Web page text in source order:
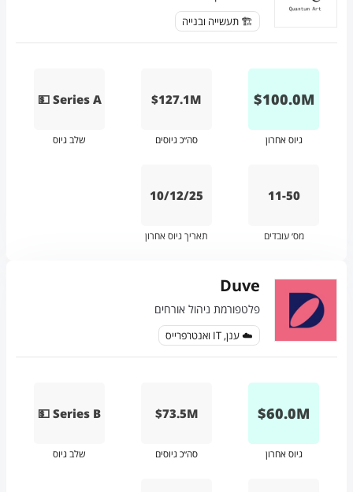
🏗️ תעשייה ובנייה
M
100.0
$
גיוס אחרון
$127.1M
סה״כ גיוסים
💵 Series A
שלב גיוס
11-50
מס׳ עובדים
10/12/25
תאריך גיוס אחרון
Duve
פלטפורמת ניהול אורחים
☁️ ענן, IT ואנטרפרייס
M
60.0
$
גיוס אחרון
$73.5M
סה״כ גיוסים
💵 Series B
שלב גיוס